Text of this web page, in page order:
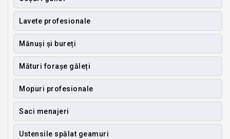
Lavete profesionale
Mănuși și bureți
Mături forașe găleți
Mopuri profesionale
Saci menajeri
Ustensile spălat geamuri